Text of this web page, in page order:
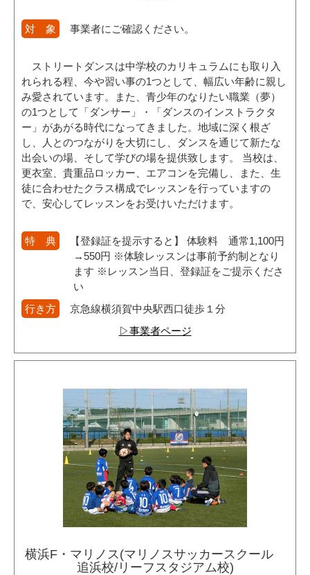
対 象 事業者にご確認ください。
ストリートダンスは中学校のカリキュラムにも取り入
れられる程、今や習い事の1つとして、幅広い年齢に親し
み愛されています。また、青少年のなりたい職業（夢）
の1つとして「ダンサー」・「ダンスのインストラクタ
ー」があがる時代になってきました。地域に深く根ざ
し、人とのつながりを大切にし、ダンスを通じて新たな
出会いの場、そして学びの場を提供致します。 当校は、
更衣室、貴重品ロッカー、エアコンを完備し、また、生
徒に合わせたクラス構成でレッスンを行っていますの
で、安心してレッスンをお受けいただけます。
特 典
【登録証を提示すると】 体験料 通常1,100円
→550円 ※体験レッスンは事前予約制となり
ます ※レッスン当日、登録証をご提示くださ
い
行き方
京急線横須賀中央駅西口徒歩１分
▷事業者ページ
横浜F・マリノス(マリノスサッカースクール
追浜校/リーフスタジアム校)